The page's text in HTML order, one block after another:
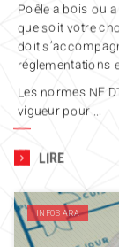
Poêle a bois ou
que soit votre
doit
réglementations
Les normes NF
vigueur pour ...
LIRE
INFOS ARA